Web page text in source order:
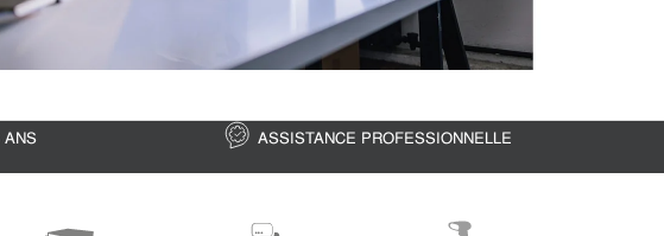
ANS ASSISTANCE PROFESSIONNELLE